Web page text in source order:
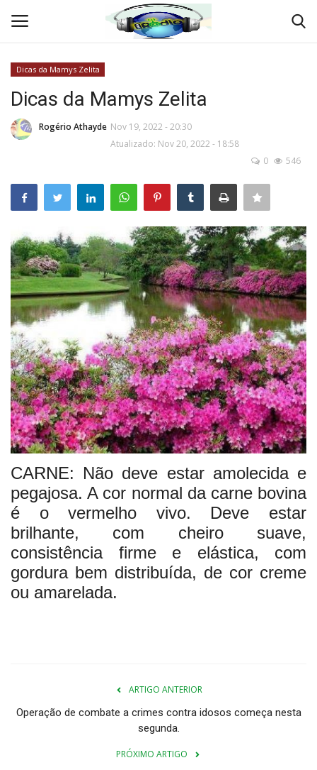
Início
RÁDIO ONLINE
Crônicas e Reportagens
TV ONLINE
Jornal da Central do Brasil
COMO ANUNCIAR
Ligado em Saúde
RECADOS
Dicas da Mamys Zelita
Fotos
VIDEOS
Dicas da Mamys Zelita
Dicas da Mamys Zelita
Rogério Athayde Nov 19, 2022 - 20:30
Atualizado: Nov 20, 2022 - 18:58
0
546
CARNE: Não deve estar amolecida e
pegajosa. A cor normal da carne bovina
é o vermelho vivo. Deve estar
brilhante, com cheiro suave,
consistência firme e elástica, com
gordura bem distribuída, de cor creme
ou amarelada.
ARTIGO ANTERIOR
Operação de combate a crimes contra idosos começa nesta
segunda.
PRÓXIMO ARTIGO